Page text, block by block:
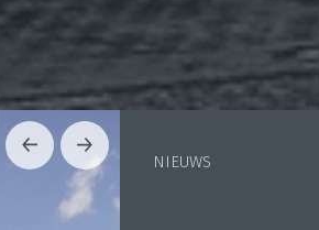
NIEUWS